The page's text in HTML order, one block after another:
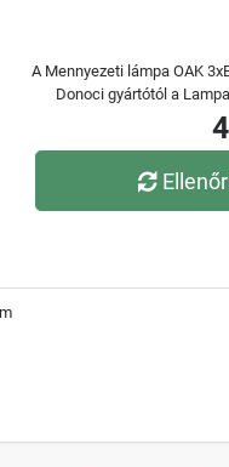
A Mennyezeti lámpa OAK
Donoci gyártótól a